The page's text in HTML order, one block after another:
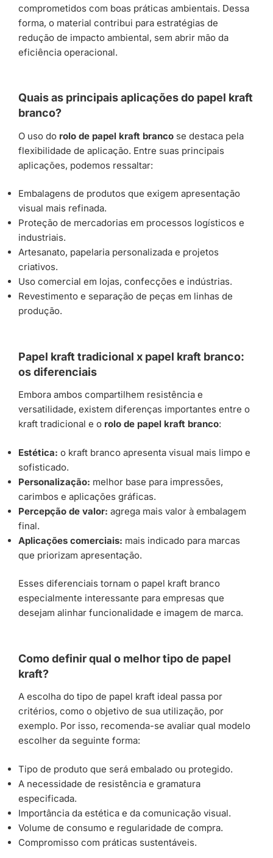
comprometidos com boas práticas ambientais. Dessa
forma, o material contribui para estratégias de
redução de impacto ambiental, sem abrir mão da
eficiência operacional.
Quais as principais aplicações do papel kraft
branco?
O uso do rolo de papel kraft branco se destaca pela
flexibilidade de aplicação. Entre suas principais
aplicações, podemos ressaltar:
Embalagens de produtos que exigem apresentação
visual mais refinada.
Proteção de mercadorias em processos logísticos e
industriais.
Artesanato, papelaria personalizada e projetos
criativos.
Uso comercial em lojas, confecções e indústrias.
Revestimento e separação de peças em linhas de
produção.
Papel kraft tradicional x papel kraft branco:
os diferenciais
Embora ambos compartilhem resistência e
versatilidade, existem diferenças importantes entre o
kraft tradicional e o rolo de papel kraft branco:
Estética: o kraft branco apresenta visual mais limpo e
sofisticado.
Personalização: melhor base para impressões,
carimbos e aplicações gráficas.
Percepção de valor: agrega mais valor à embalagem
final.
Aplicações comerciais: mais indicado para marcas
que priorizam apresentação.
Esses diferenciais tornam o papel kraft branco
especialmente interessante para empresas que
desejam alinhar funcionalidade e imagem de marca.
Como definir qual o melhor tipo de papel
kraft?
A escolha do tipo de papel kraft ideal passa por
critérios, como o objetivo de sua utilização, por
exemplo. Por isso, recomenda-se avaliar qual modelo
escolher da seguinte forma:
Tipo de produto que será embalado ou protegido.
A necessidade de resistência e gramatura
especificada.
Importância da estética e da comunicação visual.
Volume de consumo e regularidade de compra.
Compromisso com práticas sustentáveis.